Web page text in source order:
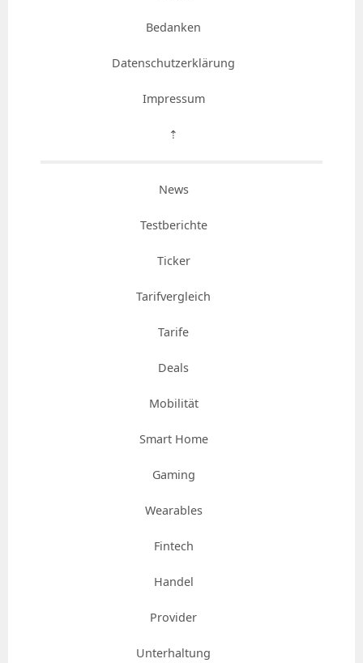
Bedanken
Datenschutzerklärung
Impressum
⇡
News
Testberichte
Ticker
Tarifvergleich
Tarife
Deals
Mobilität
Smart Home
Gaming
Wearables
Fintech
Handel
Provider
Unterhaltung